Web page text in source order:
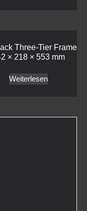
Three-Tier Frame
× 218 × 553 mm
Weiterlesen